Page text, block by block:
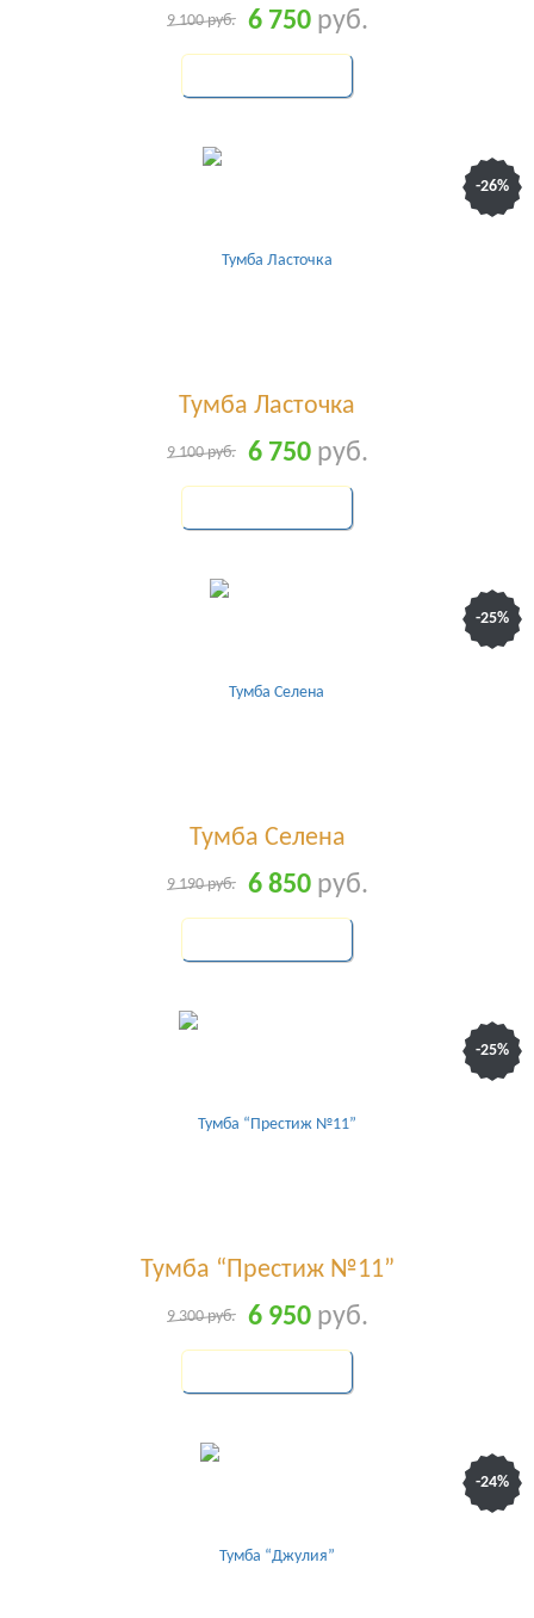
9 100руб. 6 750руб.
Тумба Ласточка
9 100руб. 6 750руб.
-26%
Тумба Селена
9 190руб. 6 850руб.
-25%
Тумба “Престиж №11”
9 300руб. 6 950руб.
-25%
-24%